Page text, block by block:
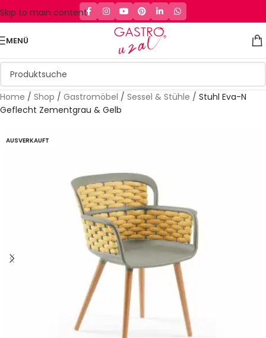
Skip to main content
MENÜ
Home / Shop / Gastromöbel / Sessel & Stühle / Stuhl Eva-N
Geflecht Zementgrau & Gelb
AUSVERKAUFT